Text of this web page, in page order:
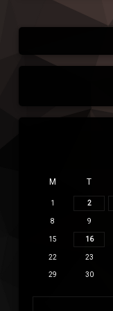
M T
1 2
8 9
15 16
22 23
29 30